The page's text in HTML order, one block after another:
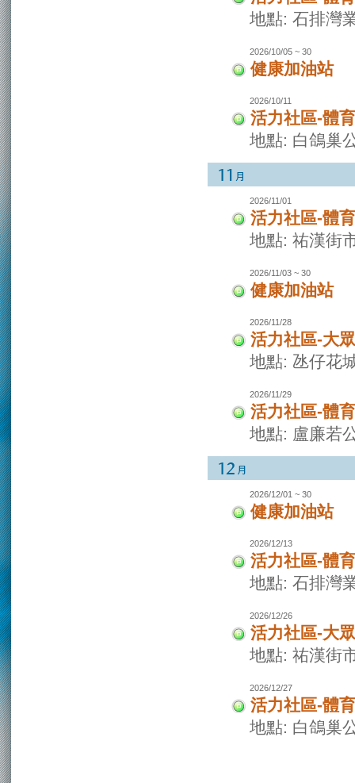
地點: 石排灣
2026/10/05 ~ 30
健康加油站
2026/10/11
活力社區-體
地點: 白鴿巢
2026/11/01
活力社區-體
地點: 祐漢街
2026/11/03 ~ 30
健康加油站
2026/11/28
活力社區-大
地點: 氹仔花
2026/11/29
活力社區-體
地點: 盧廉若
2026/12/01 ~ 30
健康加油站
2026/12/13
活力社區-體
地點: 石排灣
2026/12/26
活力社區-大
地點: 祐漢街
2026/12/27
活力社區-體
地點: 白鴿巢